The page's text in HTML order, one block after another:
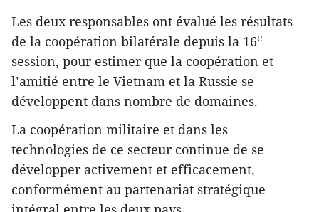
L​es deux responsables ont évalué les résultats
de la coopération bilatérale depuis la 16e
session, pour estimer que la coopération et
l’amitié entre le Vietnam et la Russie se
développent dans nombre de domaines.
La coopération militaire et dans les
technologies ​de ce secteur continue de se
développer activement et efficacement,
conformément ​au partenariat stratégique